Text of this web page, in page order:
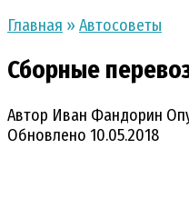
Главная » Автосоветы
Сборные
Автор Иван Фандорин
Обновлено 10.05.2018